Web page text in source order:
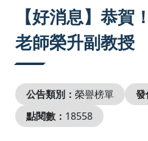
【好消息】恭賀
老師榮升副教授
公告類別： 榮譽榜單 發
點閱數： 18558